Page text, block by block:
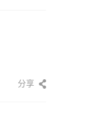
分享